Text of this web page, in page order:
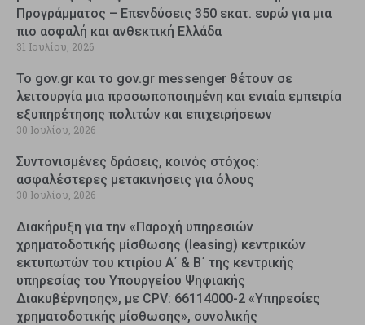
Προγράμματος – Επενδύσεις 350 εκατ. ευρώ για μια
πιο ασφαλή και ανθεκτική Ελλάδα
31 Ιουλίου, 2026
Το gov.gr και το gov.gr messenger θέτουν σε
λειτουργία μια προσωποποιημένη και ενιαία εμπειρία
εξυπηρέτησης πολιτών και επιχειρήσεων
30 Ιουλίου, 2026
Συντονισμένες δράσεις, κοινός στόχος:
ασφαλέστερες μετακινήσεις για όλους
30 Ιουλίου, 2026
Διακήρυξη για την «Παροχή υπηρεσιών
χρηματοδοτικής μίσθωσης (leasing) κεντρικών
εκτυπωτών του κτιρίου Α΄ & Β΄ της κεντρικής
υπηρεσίας του Υπουργείου Ψηφιακής
Διακυβέρνησης», με CPV: 66114000-2 «Υπηρεσίες
χρηματοδοτικής μίσθωσης», συνολικής